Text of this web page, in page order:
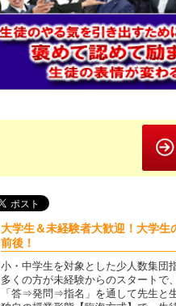
大学生＆未経験者大歓迎！大学生
前後！
小・中学生を対象とした少人数集団
多くの方が未経験からのスタートで
「答⇒発問⇒指名」を通して先生と